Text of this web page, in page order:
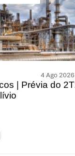
4 Ago
| Prévia do